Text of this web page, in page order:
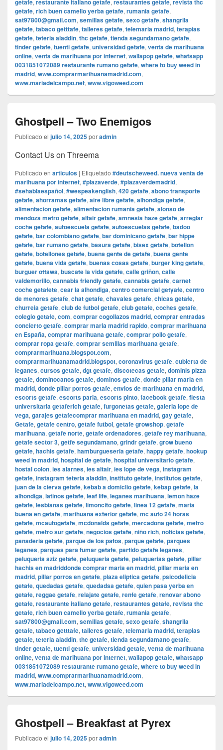
getafe, restaurante italiano getafe, restaurantes getafe, revista thc
getafe, rich buen camello yerba getafe, rumania getafe,
sat97800@gmail.com, semillas getafe, sexo getafe, shangrila
getafe, tabaco getttafe, talleres getafe, telemaria madrid, terapias
getafe, teteria aladdin, thc getafe, tienda segundamano getafe,
tinder getafe, tuenti getafe, universidad getafe, venta de marihuana
online, venta de marihuana por internet, wallapop getafe, whatsapp
0031851072089 restaurante rumano getafe, where to buy weed in
madrid, www.comprarmarihuanamadrid.com,
www.mariadelcampo.net, www.vigoweed.com
Ghostpell – Two Enemigos
Publicado el julio 14, 2025poradmin
Contact Us on Threema
Publicado en articulos | Etiquetado #deutscheweed. nueva venta de
marihuana por internet, #plazaverde, #plazaverdemadrid,
#sehablaespañol, #wespeakenglish, 420 getafe, abono transporte
getafe, ahorramas getafe, aire libre getafe, alhondiga getafe,
alimentacion getafe, alimentacion rumania getafe, alonso de
mendoza metro getafe, altair getafe, amnesia haze getafe, arreglar
coche getafe, autoescuela getafe, autoescuelas getafe, badoo
getafe, bar colombiano getafe, bar dominicano getafe, bar hippe
getafe, bar rumano getafe, basura getafe, bisex getafe, botellon
getafe, botellones getafe, buena gente de getafe, buena gente
getafe, buena vida getafe, buenas cosas getafe, burger king getafe,
burguer ottawa, buscate la vida getafe, calle griñon, calle
valdemorillo, cannabis friendly getafe, cannabis getafe, carnet
coche getafete, cear la alhondiga, centro comercial getyafe, centro
de menores getafe, chat getafe, chavales getafe, chicas getafe,
churreia getafe, club de futbol getafe, club getafe, coches getafe,
colegio getafe, com, comprar cogollazos madrid, comprar entradas
concierto getafe, comprar maria madrid rapido, comprar marihuana
en España, comprar marihuana getafe, comprar pollo getafe,
comprar ropa getafe, comprar semillas marihuana getafe,
comprarmarihuana.blogspot.com,
comprarmarihuanamadrid.blogspot, coronavirus getafe, cubierta de
leganes, cursos getafe, dgt getafe, discotecas getafe, dominis pizza
getafe, dominocanos getafe, dominos getafe, donde pillar maria en
madrid, donde pillar porros getafe, envios de marihuana en madrid,
escorts getafe, escorts parla, escorts pinto, facebook getafe, fiesta
universitaria getaferich getafe, furgonetas getafe, galeria lope de
vega, garajes getafecomprar marihuana en madrid, gay getafe,
Getafe, getafe centro, getafe futbol, getafe growshop, getafe
marihuana, getafe norte, getafe ordenadores, getafe rey marihuana,
getafe sector 3, getfe segundamano, grindr getafe, grow bueno
getafe, hachis getafe, hamburgueseria getafe, happy getafe, hookup
weed in madrid, hospital de getafe, hospital universitario getafe,
hostal colon, ies alarnes, ies altair, ies lope de vega, instagram
getafe, instagram teteria aladdin, instituto getafe, institutos getafe,
juan de la cierva getafe, kebab a domiclio getafe, kebap getafe, la
alhondiga, latinos getafe, leaf life, leganes marihuana, lemon haze
getafe, lesbianas getafe, limoncito getafe, linea 12 getafe, maria
buena en getafe, marihuana exterior getafe, mc auto 24 horas
getafe, mcautogetafe, mcdonalds getafe, mercadona getafe, metro
getafe, metro sur getafe, negocios getafe, niño rich, noticias getafe,
panaderia getafe, parque de los patos, parque getafe, parques
leganes, parques para fumar getafe, partido getafe leganes,
peluqueria aziz getafe, peluqueria getafe, peluquerias getafe, pillar
hachis en madriddonde comprar maria en madrid, pillar maria en
madrid, pillar porros en getafe, plaza eliptica getafe, psicodelicia
getafe, quedadas getafe, quedadsa getafe, quien pasa yerba en
getafe, reggae getafe, relajate getafe, renfe getafe, renovar abono
getafe, restaurante italiano getafe, restaurantes getafe, revista thc
getafe, rich buen camello yerba getafe, rumania getafe,
sat97800@gmail.com, semillas getafe, sexo getafe, shangrila
getafe, tabaco getttafe, talleres getafe, telemaria madrid, terapias
getafe, teteria aladdin, thc getafe, tienda segundamano getafe,
tinder getafe, tuenti getafe, universidad getafe, venta de marihuana
online, venta de marihuana por internet, wallapop getafe, whatsapp
0031851072089 restaurante rumano getafe, where to buy weed in
madrid, www.comprarmarihuanamadrid.com,
www.mariadelcampo.net, www.vigoweed.com
Ghostpell – Breakfast at Pyrex
Publicado el julio 14, 2025poradmin